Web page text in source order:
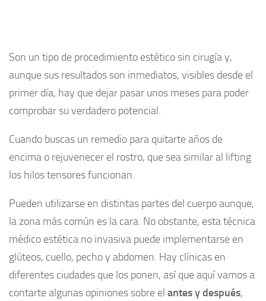
Son un tipo de procedimiento estético sin cirugía y,
aunque sus resultados son inmediatos, visibles desde el
primer día, hay que dejar pasar unos meses para poder
comprobar su verdadero potencial.
Cuando buscas un remedio para quitarte años de
encima o rejuvenecer el rostro, que sea similar al lifting
los hilos tensores funcionan.
Pueden utilizarse en distintas partes del cuerpo aunque,
la zona más común es la cara. No obstante, esta técnica
médico estética no invasiva puede implementarse en
glúteos, cuello, pecho y abdomen. Hay clínicas en
diferentes ciudades que los ponen, así que aquí vamos a
contarte algunas opiniones sobre el antes y después,